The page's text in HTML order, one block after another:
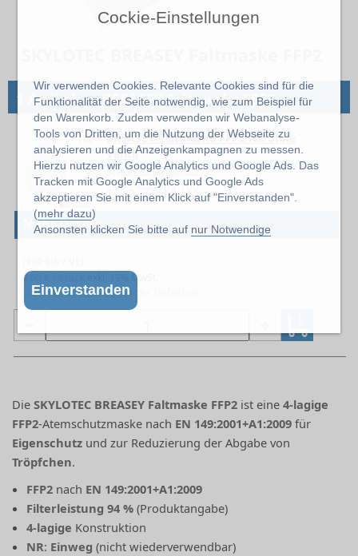
Cockie-Einstellungen
Wir verwenden Cookies. Relevante Cookies sind für die
Funktionalität der Seite notwendig, wie zum Beispiel für
den Warenkorb. Zudem verwenden wir Webanalyse-
Tools von Dritten, um die Nutzung der Webseite zu
analysieren und die Anzeigenkampagnen zu messen.
Hierzu nutzen wir Google Analytics und Google Ads. Das
Tracken mit Google Analytics und Google Ads
akzeptieren Sie mit einem Klick auf "Einverstanden".
(mehr dazu)
Ansonsten klicken Sie bitte auf nur Notwendige
Einverstanden
1 Artikel→BREASEY Faltmaske FFP2
BREASEY Faltmaske FFP2 NR ohne
Ventil
Schutz Eigenschutz
SKY-Z-MA-203-100
Mehr Details
0,00 € / Stück
exkl. 19% MwSt.
Lieferzeit: z.Zt. ab Lager lieferbar
DieSKYLOTEC BREASEY Faltmaske FFP2 ist eine4-lagige
FFP2-Atemschutzmaske nach EN 149:2001+A1:2009 für
Eigenschutz und zur Reduzierung der Abgabe von
Tröpfchen.
FFP2 nach EN 149:2001+A1:2009
Filterleistung 94 % (Produktangabe)
4-lagige Konstruktion
NR: Einweg (nicht wiederverwendbar)